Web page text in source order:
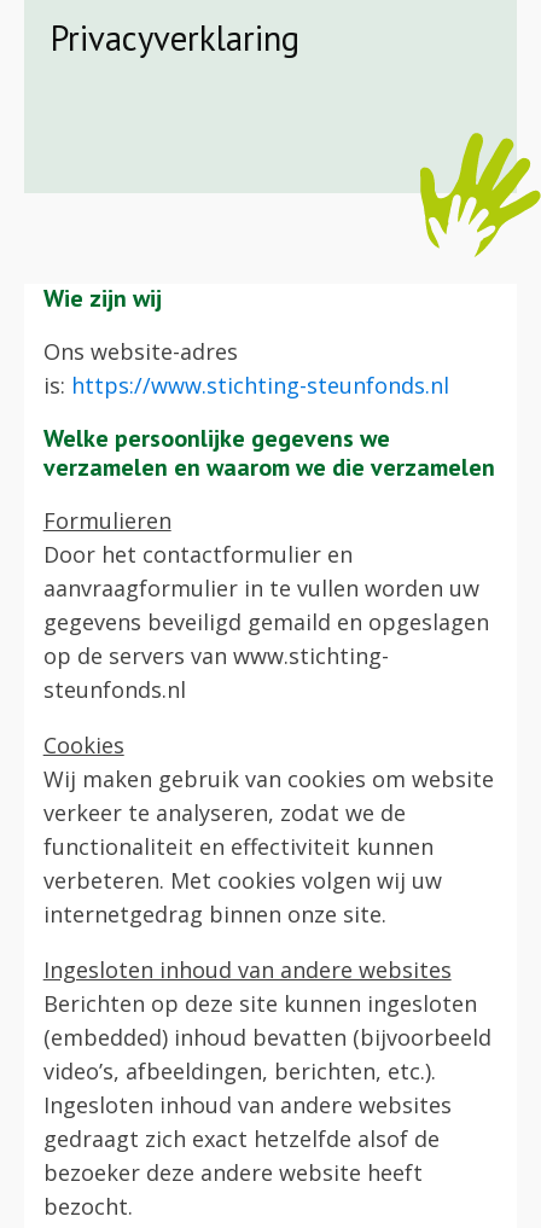
Privacyverklaring
Wie zijn wij
Ons website-adres
is: https://www.stichting-steunfonds.nl
Welke persoonlijke gegevens we
verzamelen en waarom we die verzamelen
Formulieren
Door het contactformulier en
aanvraagformulier in te vullen worden uw
gegevens beveiligd gemaild en opgeslagen
op de servers van www.stichting-
steunfonds.nl
Cookies
Wij maken gebruik van cookies om website
verkeer te analyseren, zodat we de
functionaliteit en effectiviteit kunnen
verbeteren. Met cookies volgen wij uw
internetgedrag binnen onze site.
Ingesloten inhoud van andere websites
Berichten op deze site kunnen ingesloten
(embedded) inhoud bevatten (bijvoorbeeld
video’s, afbeeldingen, berichten, etc.).
Ingesloten inhoud van andere websites
gedraagt zich exact hetzelfde alsof de
bezoeker deze andere website heeft
bezocht.